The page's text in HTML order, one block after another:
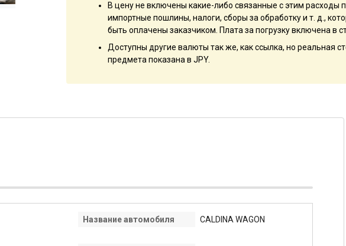
В цену не включены какие-либо связанные с этим расходы
импортные пошлины, налоги, сборы за обработку и т. д.,
быть оплачены заказчиком. Плата за погрузку включена в
Доступны другие валюты так же, как ссылка, но реальная
предмета показана в JPY.
Название автомобиля CALDINA WAGON